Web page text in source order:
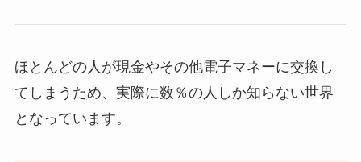
ほとんどの人が現金やその他電子マネーに交換し
てしまうため、実際に数％の人しか知らない世界
となっています。